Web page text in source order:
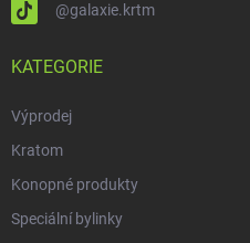
@galaxie.krtm
KATEGORIE
Výprodej
Kratom
Konopné produkty
Speciální bylinky